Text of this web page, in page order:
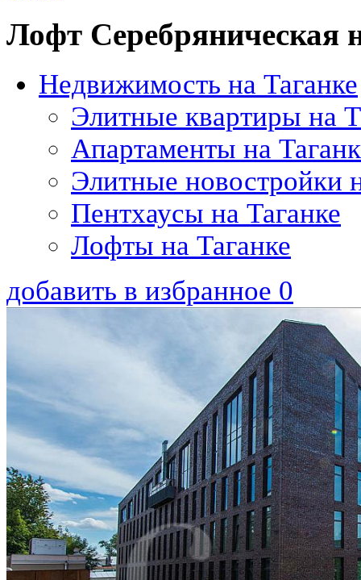
Лофт Серебряническая
Недвижимость на Таганке
Элитные квартиры на
Апартаменты на
Элитные новостройки
Пентхаусы на Таганке
Лофты на Таганке
добавить в избранное 0